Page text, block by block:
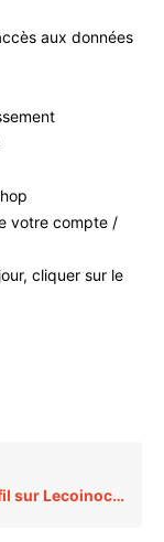
aux données
votre compte /
cliquer sur le
?